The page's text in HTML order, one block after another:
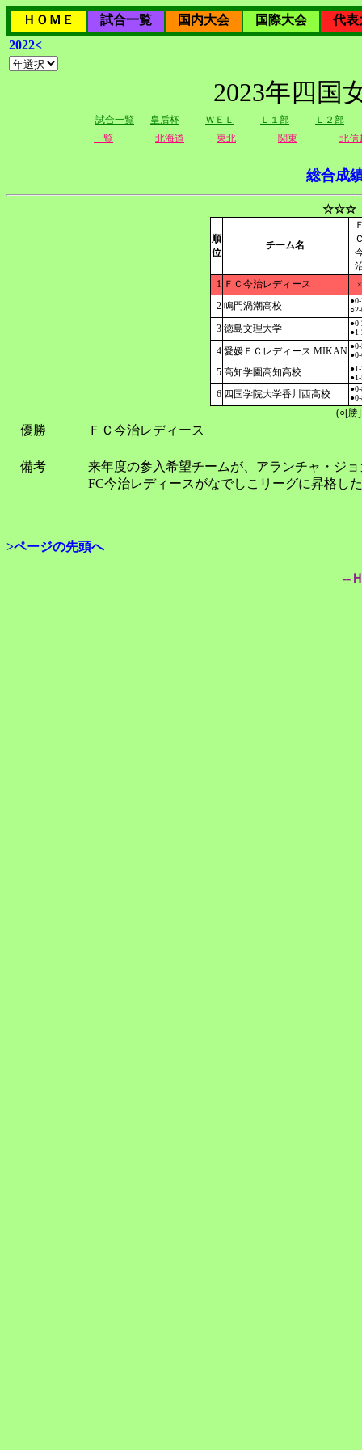
ＨＯＭＥ 試合一覧 国内大会 国際大会
代表
2022<
2023年四国
試合一覧 皇后杯 ＷＥＬ Ｌ１部
Ｌ２部
一覧
北海道 東北 関東 北信
総合成
☆☆☆
順
位
チーム名
1 ＦＣ今治レディース ×
2 鳴門渦潮高校
●0-
○2-
3 徳島文理大学
●0-
●1-
4 愛媛ＦＣレディース MIKAN ●0-
●0-
5 高知学園高知高校
●1-
●1-
6 四国学院大学香川西高校
●0-
●0-
(○[勝
優勝 ＦＣ今治レディース
備考
来年度の参入希望チームが、アランチャ・ジ
FC今治レディースがなでしこリーグに昇格し
>ページの先頭へ
--